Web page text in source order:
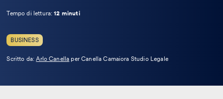
Tempo di lettura:12 minuti
BUSINESS
Scritto da:Arlo CanellaLeggi
per Canella Camaiora Studio Legale